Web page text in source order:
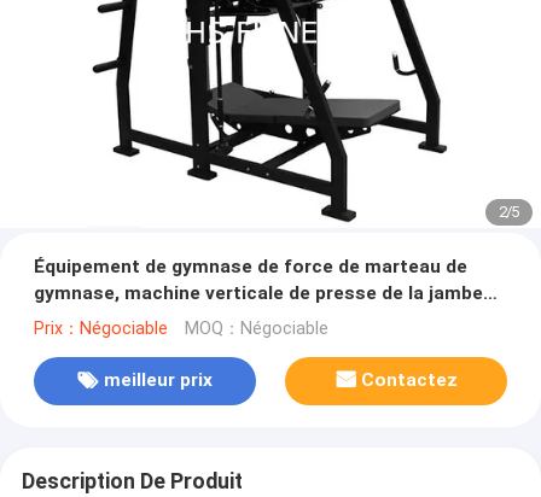
2/5
Équipement de gymnase de force de marteau de
gymnase, machine verticale de presse de la jambe
230kg
Prix：Négociable MOQ：Négociable
meilleur prix Contactez
Description De Produit